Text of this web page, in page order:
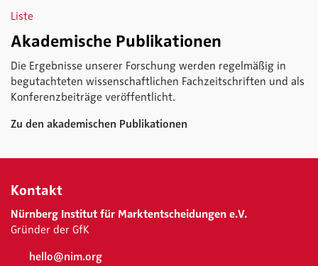
Liste
Akademische Publikationen
Die Ergebnisse unserer Forschung werden regelmäßig in
begutachteten wissenschaftlichen Fachzeitschriften und als
Konferenzbeiträge veröffentlicht.
Zu den akademischen Publikationen
Kontakt
Nürnberg Institut für Marktentscheidungen e.V.
Gründer der GfK
hello@nim.org